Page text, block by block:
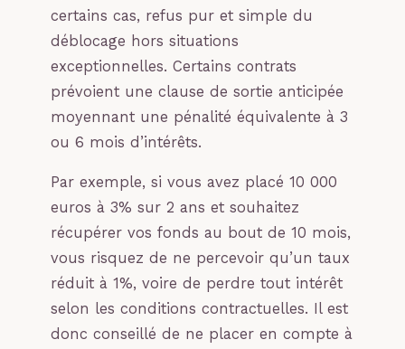
certains cas, refus pur et simple du
déblocage hors situations
exceptionnelles. Certains contrats
prévoient une clause de sortie anticipée
moyennant une pénalité équivalente à 3
ou 6 mois d’intérêts.
Par exemple, si vous avez placé 10 000
euros à 3% sur 2 ans et souhaitez
récupérer vos fonds au bout de 10 mois,
vous risquez de ne percevoir qu’un taux
réduit à 1%, voire de perdre tout intérêt
selon les conditions contractuelles. Il est
donc conseillé de ne placer en compte à